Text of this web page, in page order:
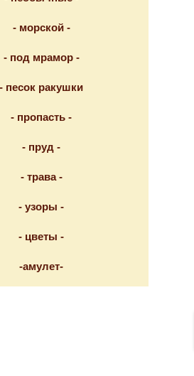
- морской -
- под мрамор -
- песок ракушки
- пропасть -
- пруд -
- трава -
- узоры -
- цветы -
-амулет-